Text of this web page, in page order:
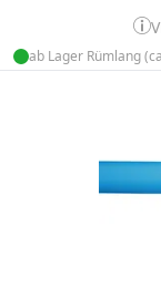
ab Lager Rümlang